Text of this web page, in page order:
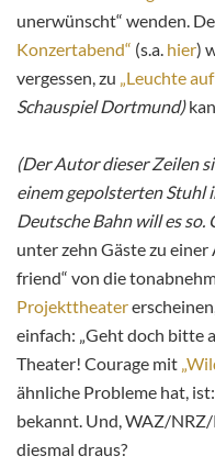
unerwünscht“ wenden.
Konzertabend“ (s.a. hier)
vergessen, zu „Leuchte
Schauspiel Dortmund)
(Der Autor dieser Zeilen
einem gepolsterten Stuhl
Deutsche Bahn will es so.
unter zehn Gäste zu
friend“ von die
Projekttheater
einfach: „Geht doch bitte
Theater! Courage mit
ähnliche Probleme hat,
bekannt. Und, WAZ/
diesmal draus?